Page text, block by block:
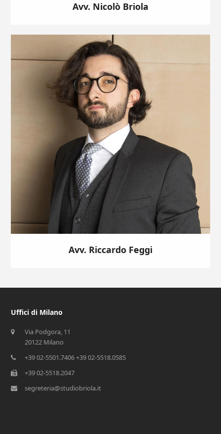
Avv. Nicolò Briola
Avv. Riccardo Feggi
Uffici di Milano
Via Podgora, 11
20122 Milano
+39 02-5501.7406 +39 02-5518.0585
+39 02-5518.2047
segreteria@studiobriola.it